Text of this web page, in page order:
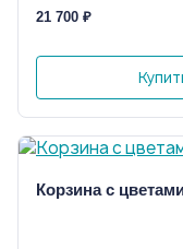
21 700 ₽
Корзина с